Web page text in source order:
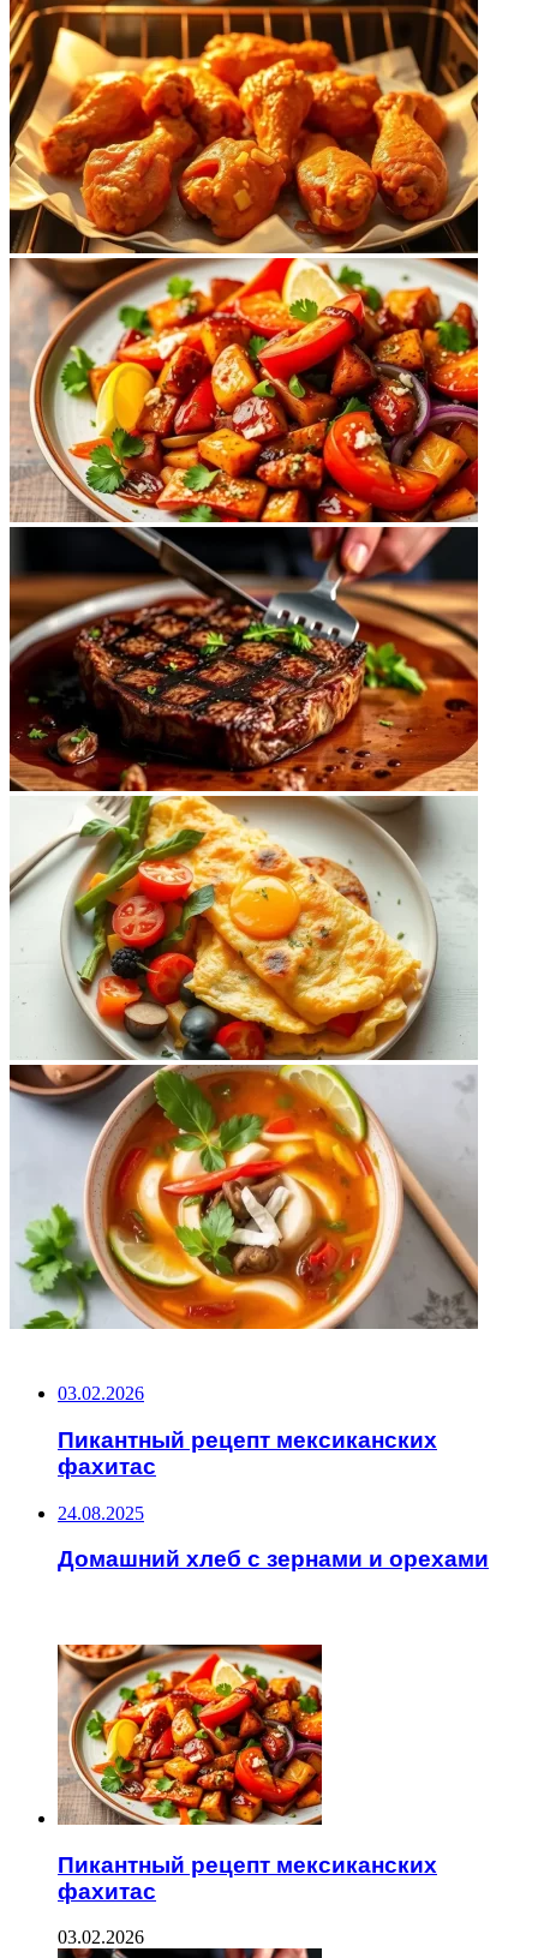
03.02.2026
Пикантный рецепт мексиканских
фахитас
24.08.2025
Домашний хлеб с зернами и орехами
Пикантный рецепт мексиканских
фахитас
03.02.2026